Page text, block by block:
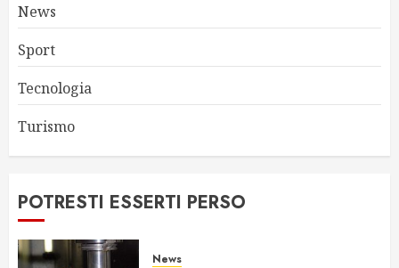
News
Sport
Tecnologia
Turismo
POTRESTI ESSERTI PERSO
News